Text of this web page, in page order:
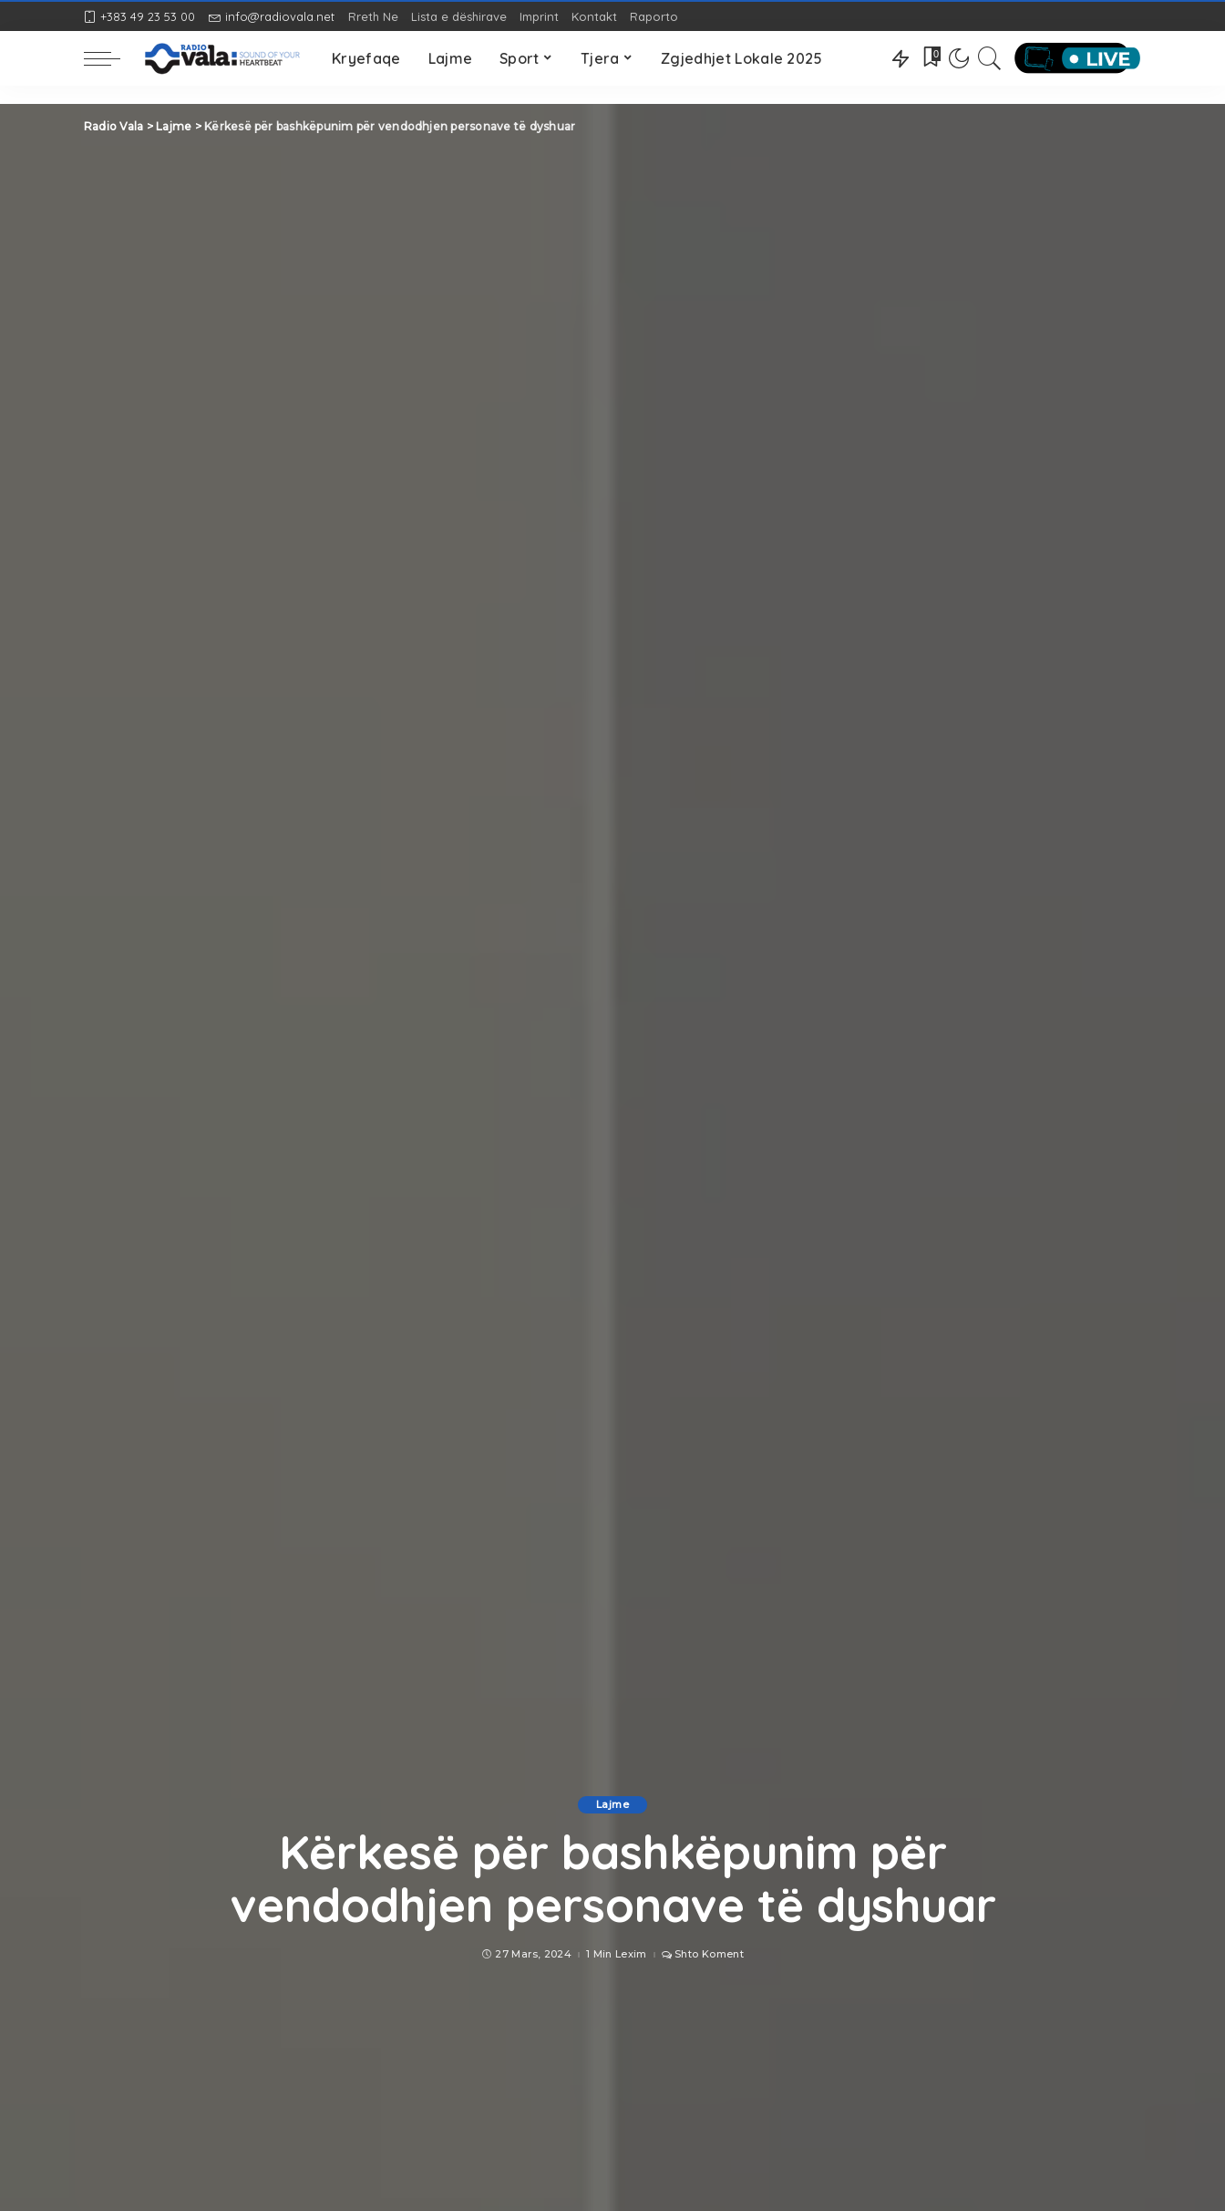
+383 49 23 53 00 info@radiovala.net Rreth Ne Lista e dëshirave Imprint Kontakt Raporto
Kryefaqe Lajme Sport Tjera
Rozë OP-ED
Zgjedhjet Lokale 2025 0
Rozë OP-ED Teknologji Shëndeti
Radio Vala > Lajme > Kërkesë për bashkëpunim për vendodhjen personave të dyshuar
Lajme
Kërkesë për bashkëpunim për
vendodhjen personave të dyshuar
27 Mars, 2024 1 Min Lexim Shto Koment